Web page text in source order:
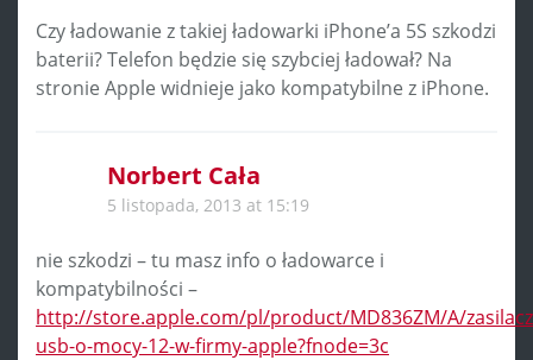
Czy ładowanie z takiej ładowarki iPhone’a 5S szkodzi
baterii? Telefon będzie się szybciej ładował? Na
stronie Apple widnieje jako kompatybilne z iPhone.
Norbert Cała
5 listopada, 2013 at 15:19
nie szkodzi – tu masz info o ładowarce i
kompatybilności –
http://store.apple.com/pl/product/MD836ZM/A/
usb-o-mocy-12-w-firmy-apple?fnode=3c